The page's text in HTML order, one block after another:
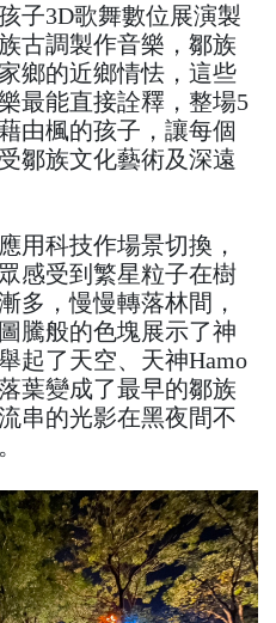
子3D歌舞數位展演製
古調製作音樂，鄒族
鄉的近鄉情怯，這些
最能直接詮釋，整場5
由楓的孩子，讓每個
鄒族文化藝術及深遠
用科技作場景切換，
感受到繁星粒子在樹
多，慢慢轉落林間，
騰般的色塊展示了神
起了天空、天神Hamo
葉變成了最早的鄒族
串的光影在黑夜間不